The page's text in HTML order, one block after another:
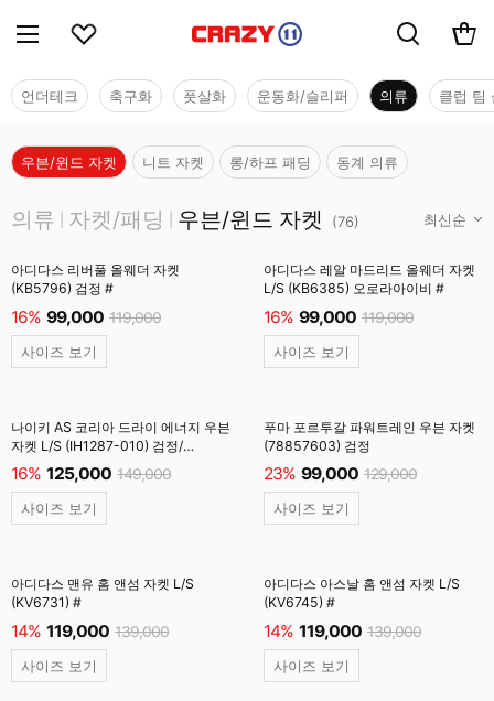
언더테크 축구화 풋살화 운동화/슬리퍼 의류 클럽 팀
우븐/윈드 자켓 니트 자켓 롱/하프 패딩 동계 의류
의류 자켓/패딩 우븐/윈드 자켓 (76)
아디다스 리버풀 올웨더 자켓
(KB5796) 검정 #
16% 99,000 119,000
사이즈 보기
아디다스 레알 마드리드 올웨더 자켓
L/S (KB6385) 오로라아이비 #
16% 99,000 119,000
사이즈 보기
나이키 AS 코리아 드라이 에너지 우븐
자켓 L/S (IH1287-010) 검정/
클럽골드 #
16% 125,000 149,000
사이즈 보기
푸마 포르투갈 파워트레인 우븐 자켓
(78857603) 검정
23% 99,000 129,000
사이즈 보기
아디다스 맨유 홈 앤섬 자켓 L/S
(KV6731) #
14% 119,000 139,000
사이즈 보기
아디다스 아스날 홈 앤섬 자켓 L/S
(KV6745) #
14% 119,000 139,000
사이즈 보기